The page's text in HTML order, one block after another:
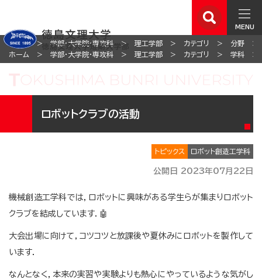
MENU
ホーム 学部・大学院・専攻科 理工学部 カテゴリ
分野
ホーム
学部・大学院・専攻科 理工学部 カテゴリ 学科
ロボットクラブの活動
トピックス ロボット創造工学科
公開日 2023年07月22日
機械創造工学科では，ロボットに興味がある学生らが集まりロボット
クラブを結成しています．🤖
大会出場に向けて，コツコツと放課後や夏休みにロボットを製作して
います．
なんとなく，本来の実習や実験よりも熱心にやっているような気がし